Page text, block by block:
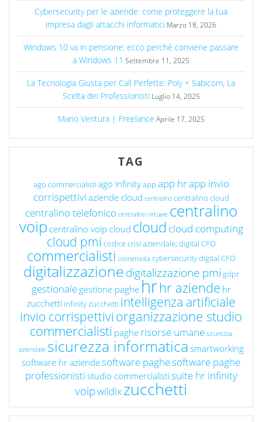
Cybersecurity per le aziende: come proteggere la tua
impresa dagli attacchi informatici Marzo 18, 2026
Windows 10 va in pensione: ecco perchè conviene passare
a Windows 11 Settembre 11, 2025
La Tecnologia Giusta per Call Perfette: Poly + Sabicom, La
Scelta dei Professionisti Luglio 14, 2025
Mario Ventura | Freelance Aprile 17, 2025
TAG
ago commercialisti ago infinityapp app hrapp invio
corrispettivi aziende cloud centralino centralino cloud
centralino telefonico centralino virtuale centralino
voip centralino voip cloud cloud cloud computing
cloud pmi codice crisi aziendale; digital CFO
commercialisti connettività cybersecuritydigital CFO
digitalizzazionedigitalizzazione pmi gdpr
gestionale gestione paghe hrhr aziende hr
zucchetti infinity zucchetti intelligenza artificiale
invio corrispettivi organizzazione studio
commercialisti paghe risorse umane sicurezza
aziendale sicurezza informatica smartworking
software hr aziendesoftware paghesoftware paghe
professionisti studio commercialisti suite hr infinity
voipwildixzucchetti